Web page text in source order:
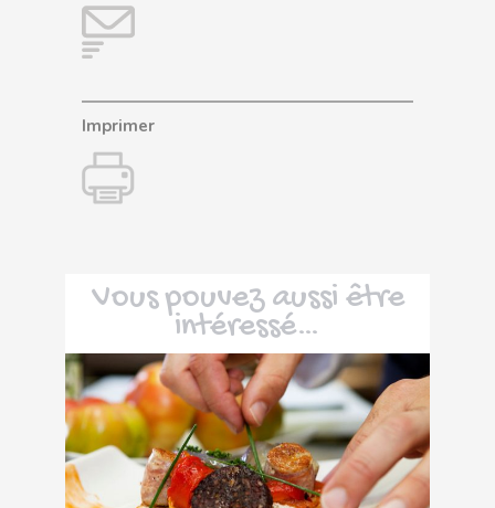
Imprimer
Vous pouvez aussi être
intéressé…